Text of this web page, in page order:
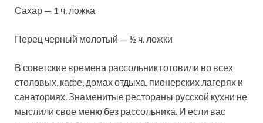
Сахар — 1 ч. ложка
Перец черный молотый — ½ ч. ложки
В советские времена рассольник готовили во всех
столовых, кафе, домах отдыха, пионерских лагерях и
санаториях. Знаменитые рестораны русской кухни не
мыслили свое меню без рассольника. И если вас